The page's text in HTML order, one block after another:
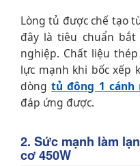
Lòng tủ được chế tạo
đây là tiêu chuẩn bắt
nghiệp. Chất liệu
lực mạnh khi bốc xếp
dòngtủ đông 1 cánh
đáp ứng được.
2. Sức mạnh làm
cơ 450W